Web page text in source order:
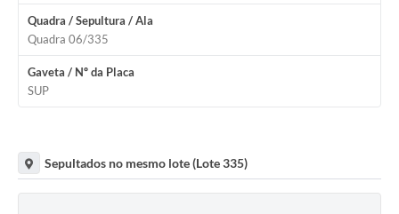
Quadra / Sepultura / Ala
Quadra 06/335
Gaveta / Nº da Placa
SUP
Sepultados no mesmo lote (Lote 335)